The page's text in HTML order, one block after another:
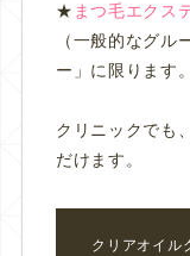
★ まつ毛エクス
（一般的なグル
ー」に限ります
クリニックでも
だけます。
クリアオイル